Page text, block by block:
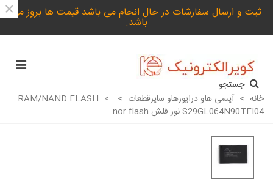
ثبت و ارسال سفارشات در حال انجام می باشد.قیمت ها بروز می
باشد.
×
جستجو
خانه > آیسی هاو درایورهاو سایرقطعات >
RAM/NAND FLASH >
S29GL064N90TFI04 نور فلش nor flash